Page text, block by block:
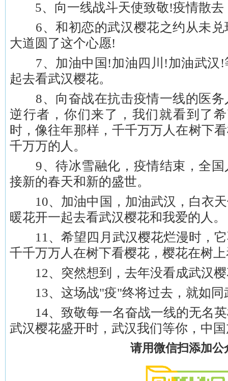
5、向一线战斗天使致敬!疫情散去
6、和初恋的武汉樱花之约从未兑
大道圆了这个心愿!
7、加油中国!加油四川!加油武汉!
起去看武汉樱花。
8、向奋战在抗击疫情一线的医务
逆行者，你们来了，我们就看到了
时，像往年那样，千千万万人在树下
千万万的人。
9、待冰雪融化，疫情结束，全国
接新的春天和新的盛世。
10、加油中国，加油武汉，白衣天
暖花开一起去看武汉樱花和我爱的人。
11、希望四月武汉樱花烂漫时，它
千千万万人在树下看樱花，樱花在树
12、突然想到，去年没看成武汉樱
13、这场战"疫"终将过去，就如同
14、致敬每一名奋战一线的无名英
武汉樱花盛开时，武汉我们等你，中
请用微信扫添加公